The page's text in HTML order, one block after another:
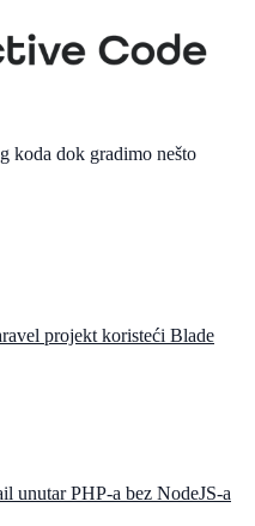
koda dok gradimo nešto
projekt koristeći Blade
unutar PHP-a bez NodeJS-a